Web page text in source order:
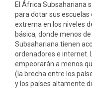
El África Subsahariana
para dotar sus escuelas
extrema en los niveles
básica, donde menos
Subsahariana tienen
ordenadores e internet.
empeorarán a menos
(la brecha entre los
y los países altamente